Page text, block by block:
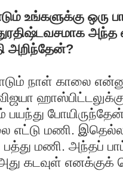
உங்களுக்கு ஒரு
அந்த
அறிந்தேன்?
நாள் காலை
விஜயா
பயந்து
எட்டு மணி.
மணி. அந்தப்
கடவுள் எனக்குக்